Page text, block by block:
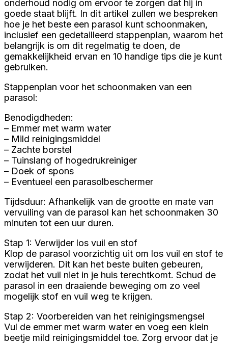
onderhoud nodig om ervoor te zorgen dat hij in
goede staat blijft. In dit artikel zullen we bespreken
hoe je het beste een parasol kunt schoonmaken,
inclusief een gedetailleerd stappenplan, waarom het
belangrijk is om dit regelmatig te doen, de
gemakkelijkheid ervan en 10 handige tips die je kunt
gebruiken.
Stappenplan voor het schoonmaken van een
parasol:
Benodigdheden:
– Emmer met warm water
– Mild reinigingsmiddel
– Zachte borstel
– Tuinslang of hogedrukreiniger
– Doek of spons
– Eventueel een parasolbeschermer
Tijdsduur: Afhankelijk van de grootte en mate van
vervuiling van de parasol kan het schoonmaken 30
minuten tot een uur duren.
Stap 1: Verwijder los vuil en stof
Klop de parasol voorzichtig uit om los vuil en stof te
verwijderen. Dit kan het beste buiten gebeuren,
zodat het vuil niet in je huis terechtkomt. Schud de
parasol in een draaiende beweging om zo veel
mogelijk stof en vuil weg te krijgen.
Stap 2: Voorbereiden van het reinigingsmengsel
Vul de emmer met warm water en voeg een klein
beetje mild reinigingsmiddel toe. Zorg ervoor dat je